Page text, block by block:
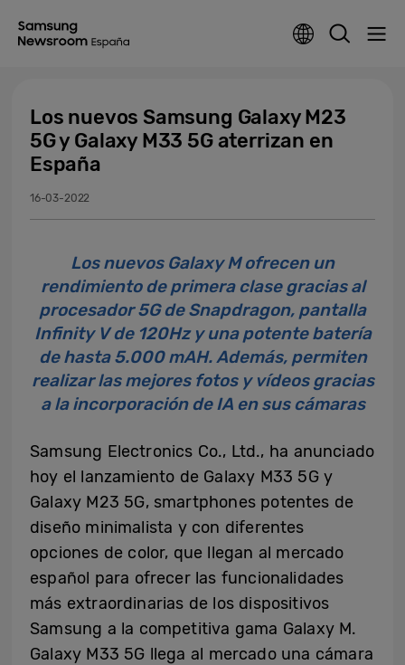
Los nuevos Samsung Galaxy M23
5G y Galaxy M33 5G aterrizan en
España
16-03-2022
Los nuevos Galaxy M ofrecen un
rendimiento de primera clase gracias al
procesador 5G de Snapdragon, pantalla
Infinity V de 120Hz y una potente batería
de hasta 5.000 mAH. Además, permiten
realizar las mejores fotos y vídeos gracias
a la incorporación de IA en sus cámaras
Samsung Electronics Co., Ltd., ha anunciado
hoy el lanzamiento de Galaxy M33 5G y
Galaxy M23 5G, smartphones potentes de
diseño minimalista y con diferentes
opciones de color, que llegan al mercado
español para ofrecer las funcionalidades
más extraordinarias de los dispositivos
Samsung a la competitiva gama Galaxy M.
Galaxy M33 5G llega al mercado una cámara